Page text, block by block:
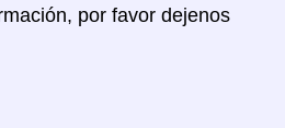
por favor dejenos